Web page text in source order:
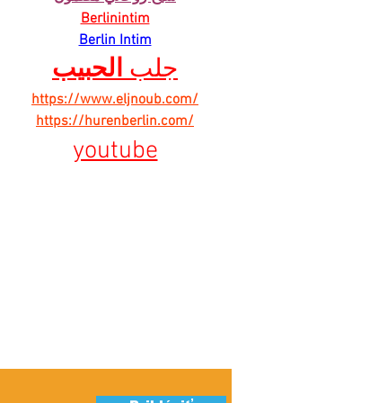
Berlinintim
Berlin Intim
جلب الحبيب
https://www.eljnoub.com/
https://hurenberlin.com/
youtube